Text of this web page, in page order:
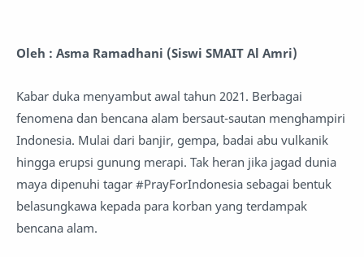
Oleh : Asma Ramadhani (Siswi SMAIT Al Amri)
Kabar duka menyambut awal tahun 2021. Berbagai
fenomena dan bencana alam bersaut-sautan menghampiri
Indonesia. Mulai dari banjir, gempa, badai abu vulkanik
hingga erupsi gunung merapi. Tak heran jika jagad dunia
maya dipenuhi tagar #PrayForIndonesia sebagai bentuk
belasungkawa kepada para korban yang terdampak
bencana alam.